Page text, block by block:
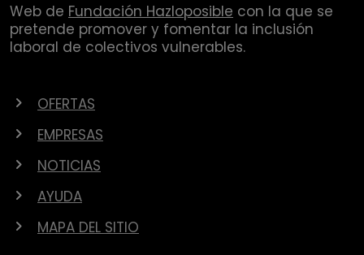
Web de Fundación Hazloposible con la que se
pretende promover y fomentar la inclusión
laboral de colectivos vulnerables.
OFERTAS
EMPRESAS
NOTICIAS
AYUDA
MAPA DEL SITIO